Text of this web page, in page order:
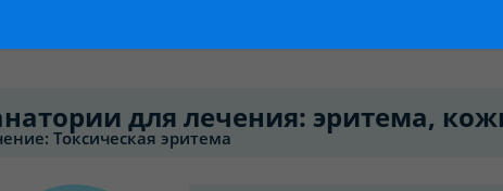
для лечения: эритема,
Токсическая эритема